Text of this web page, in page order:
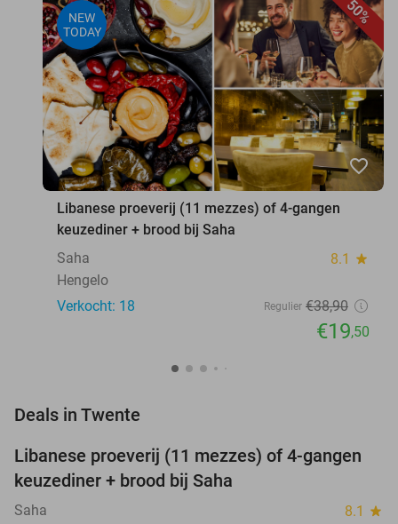
50%
NEW
TODAY
favorite_border
Libanese proeverij (11 mezzes) of 4-gangen
keuzediner + brood bij Saha
Saha
8.1 star
Hengelo
Verkocht: 18
Regulier €38,90
€19,50
Deals in Twente
50%
TODAY
Libanese proeverij (11 mezzes) of 4-gangen
keuzediner + brood bij Saha
Saha 8.1 star